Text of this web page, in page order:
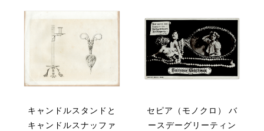
キャンドルスタンドと
キャンドルスナッファ
セピア（モノクロ） バ
ースデーグリーティン